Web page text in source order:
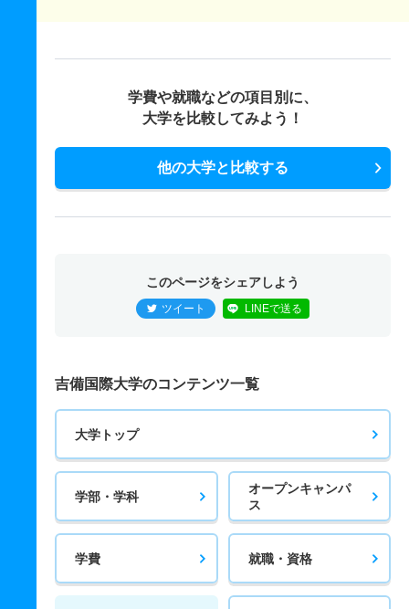
学費や就職などの項目別に、
大学を比較してみよう！
他の大学と比較する
このページをシェアしよう
ツイート LINEで送る
吉備国際大学のコンテンツ一覧
大学トップ
学部・学科
オープンキャンパ
ス
学費 就職・資格